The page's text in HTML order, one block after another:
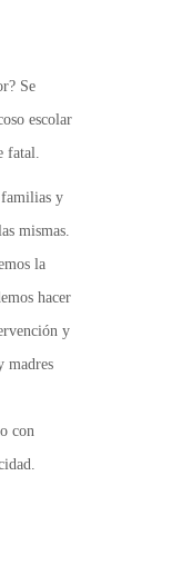
Se
escolar
fatal.
familias y
mismas.
la
hacer
y
madres
con